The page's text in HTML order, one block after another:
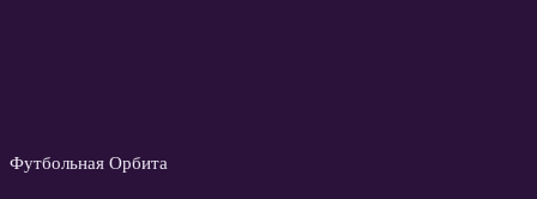
Футбольная Орбита